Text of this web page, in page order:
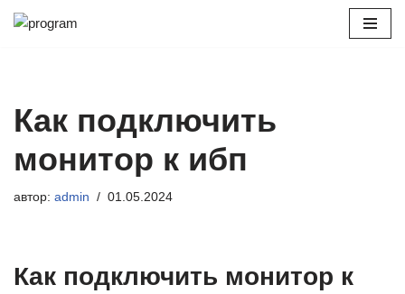
Как подключить
монитор к ибп
автор: admin 01.05.2024
Как подключить монитор к